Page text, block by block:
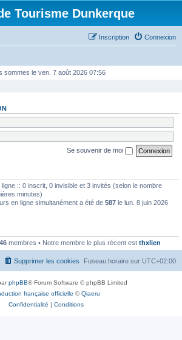
Tourisme Dunkerque
Connexion
Inscription
sommes le ven. 7 août 2026 07:56
Se souvenir de moi
:: 0 inscrit, 0 invisible et 3 invités (selon le nombre
minutes)
en ligne simultanément a été de 587 le lun. 8 juin 2026
46 membres • Notre membre le plus récent est thxlien
Fuseau horaire sur UTC+02:00
Supprimer les cookies
phpBB® Forum Software © phpBB Limited
française officielle ©Qiaeru
Confidentialité | Conditions